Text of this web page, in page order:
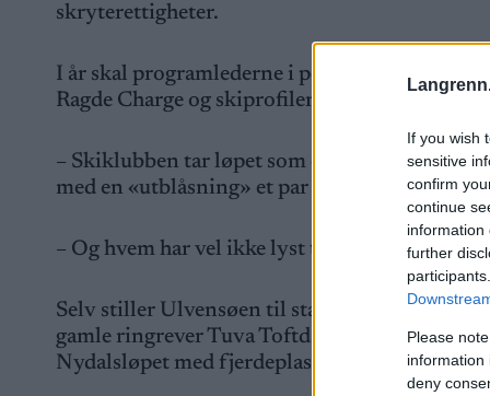
If you wish
sensitive
confirm
continue
information
further
Please
information
deny
skryterettigheter.
I år skal programlederne i podcasten
Ragde Charge og skiprofilen Emil Gukild fra
– Skiklubben tar løpet som en test før
med en «utblåsning» et par uker før, sier
– Og hvem har vel ikke lyst til å prøve å
Selv stiller Ulvensøen til start i eliteklassen for
gamle ringrever Tuva Toftdahl Staver og
Nydalsløpet med fjerdeplass totalt.